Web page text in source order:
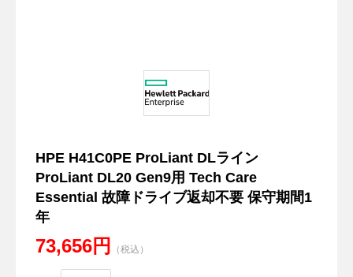
HPE H41C0PE ProLiant DLライン
ProLiant DL20 Gen9用 Tech Care
Essential 故障ドライブ返却不要 保守期間1
年
73,656円 （税込）